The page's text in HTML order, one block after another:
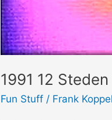
1991 12
Fun Stuff / Frank